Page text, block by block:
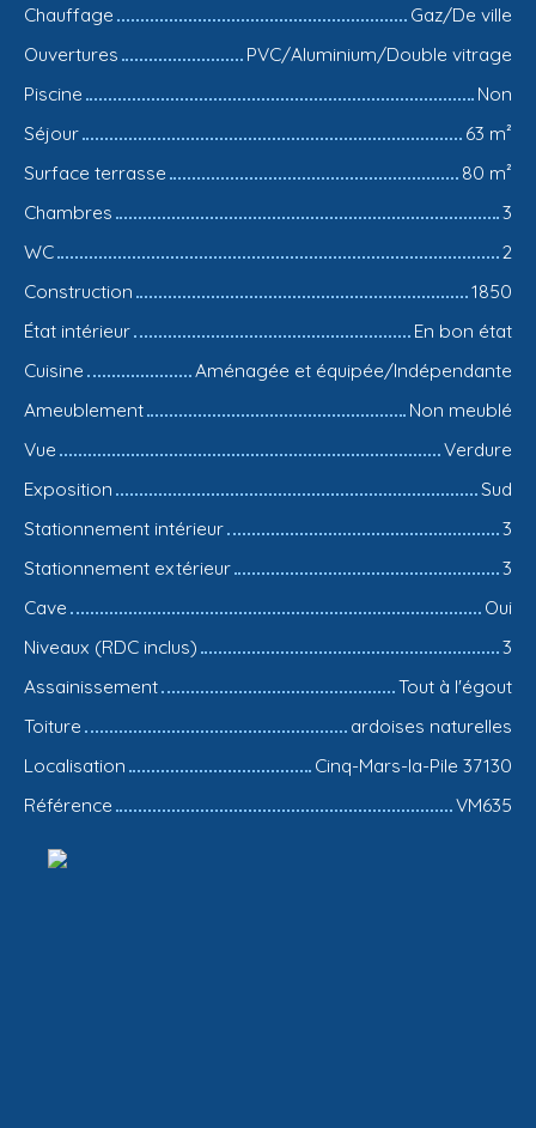
Chauffage
Gaz/De ville
Ouvertures
PVC/Aluminium/Double vitrage
Piscine
Non
Séjour
63 m²
Surface terrasse
80 m²
Chambres
3
WC
2
Construction
1850
État intérieur
En bon état
Cuisine
Aménagée et équipée/Indépendante
Ameublement
Non meublé
Vue
Verdure
Exposition
Sud
Stationnement intérieur
3
Stationnement extérieur
3
Cave
Oui
Niveaux (RDC inclus)
3
Assainissement
Tout à l'égout
Toiture
ardoises naturelles
Localisation
Cinq-Mars-la-Pile 37130
Référence
VM635